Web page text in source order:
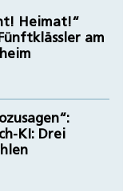
Heimat!“
am
KI: Drei